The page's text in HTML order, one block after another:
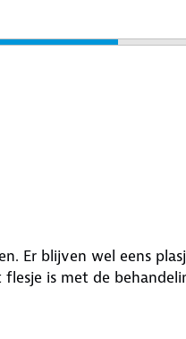
Er blijven wel eens
is met de